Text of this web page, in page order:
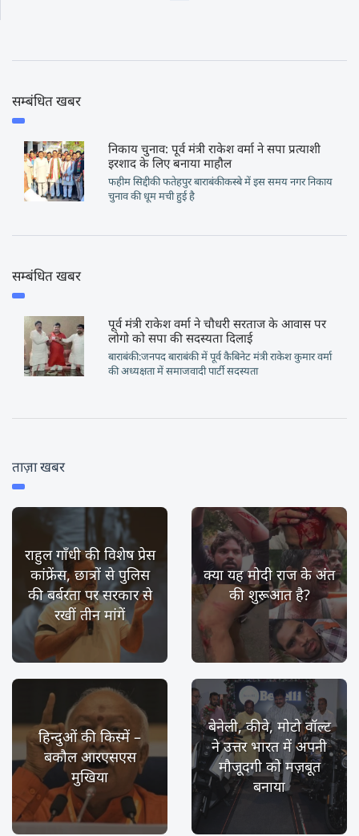
सम्बंधित खबर
निकाय चुनाव: पूर्व मंत्री राकेश वर्मा ने सपा प्रत्याशी
इरशाद के लिए बनाया माहौल
फहीम सिद्दीकी फतेहपुर बाराबंकीकस्बे में इस समय नगर निकाय
चुनाव की धूम मची हुई है
सम्बंधित खबर
पूर्व मंत्री राकेश वर्मा ने चौधरी सरताज के आवास पर
लोगो को सपा की सदस्यता दिलाई
बाराबंकी:जनपद बाराबंकी में पूर्व कैबिनेट मंत्री राकेश कुमार वर्मा
की अध्यक्षता में समाजवादी पार्टी सदस्यता
ताज़ा खबर
राहुल गाँधी की विशेष प्रेस
कांफ्रेंस, छात्रों से पुलिस
की बर्बरता पर सरकार से
रखीं तीन मांगें
क्या यह मोदी राज के अंत
की शुरूआत है?
हिन्दुओं की किस्में –
बकौल आरएसएस
मुखिया
बेनेली, कीवे, मोटो वॉल्ट
ने उत्तर भारत में अपनी
मौजूदगी को मज़बूत
बनाया